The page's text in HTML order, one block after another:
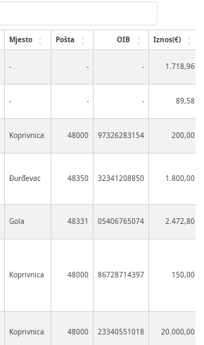
Mjesto Pošta OIB Iznos(€)
- - - 1.718,96
- - - 89,58
Koprivnica 48000 97326283154 200,00
Đurđevac 48350 32341208850 1.800,00
Gola 48331 05406765074 2.472,80
Koprivnica 48000 86728714397 150,00
Koprivnica 48000 23340551018 20.000,00